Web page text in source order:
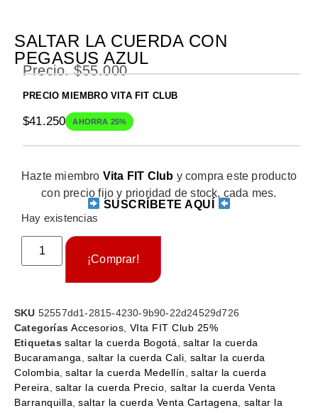
SALTAR LA CUERDA CON
PEGASUS AZUL
Precio.$55.000
PRECIO MIEMBRO VITA FIT CLUB
$41.250 AHORRA 25%
Hazte miembro Vita FIT Club y compra este producto
con precio fijo y prioridad de stock, cada mes.
SUSCRÍBETE AQUÍ
Hay existencias
¡Comprar!
SKU 52557dd1-2815-4230-9b90-22d24529d726
Categorías Accesorios VIta FIT Club 25%
Etiquetas saltar la cuerda Bogotá
saltar la cuerda
Bucaramanga
saltar la cuerda Cali saltar la cuerda
Colombia ,saltar la cuerda Medellín ,saltar la cuerda
Pereira
saltar la cuerda Precio saltar la cuerda Venta
Barranquilla ,saltar la cuerda Venta Cartagena
saltar la